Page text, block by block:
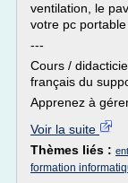
ventilation, le
votre pc portable
---
Cours /
français du
Apprenez à
Voir la suite
Thèmes liés :
formation